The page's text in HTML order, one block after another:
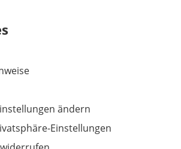
ändern
Einstellungen